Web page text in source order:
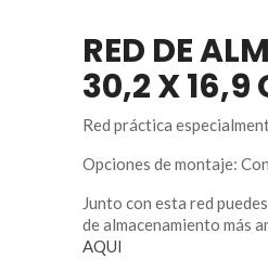
RED DE
30,2 X 16,9
Red práctica
Opciones de montaje:
Junto con esta red
de almacenamiento más
AQUI